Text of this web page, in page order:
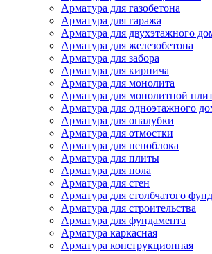
Арматура для газобетона
Арматура для гаража
Арматура для двухэтажного
Арматура для железобетона
Арматура для забора
Арматура для кирпича
Арматура для монолита
Арматура для монолитной
Арматура для одноэтажного
Арматура для опалубки
Арматура для отмостки
Арматура для пеноблока
Арматура для плиты
Арматура для пола
Арматура для стен
Арматура для столбчатого
Арматура для строительства
Арматура для фундамента
Арматура каркасная
Арматура конструкционная